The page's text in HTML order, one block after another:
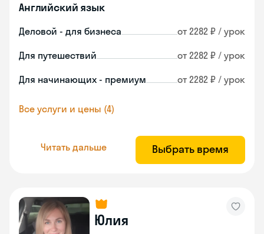
Английский язык
Деловой - для бизнеса от 2282 ₽ / урок
Для путешествий от 2282 ₽ / урок
Для начинающих - премиум от 2282 ₽ / урок
Все услуги и цены (4)
Читать дальше Выбрать время
Юлия